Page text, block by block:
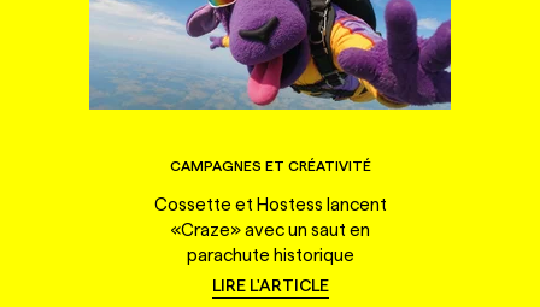
CAMPAGNES ET CRÉATIVITÉ
Cossette et Hostess lancent
«Craze» avec un saut en
parachute historique
LIRE L'ARTICLE